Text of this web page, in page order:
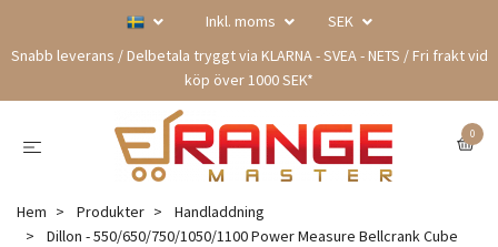
Inkl. moms
SEK
Snabb leverans / Delbetala tryggt via KLARNA - SVEA - NETS / Fri frakt vid
köp över 1000 SEK*
0
Hem Produkter
Handladdning
Dillon - 550/650/750/1050/1100 Power Measure Bellcrank Cube